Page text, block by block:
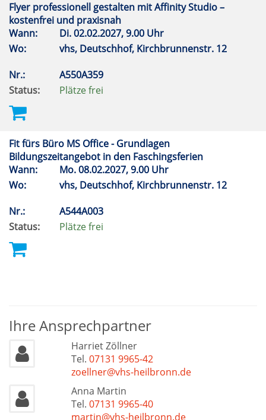
Flyer professionell gestalten mit Affinity Studio –
kostenfrei und praxisnah
Wann:
Di.02.02.2027, 9.00 Uhr
Wo:
vhs, Deutschhof, Kirchbrunnenstr. 12
Nr.:
A550A359
Status:
Plätze frei
Fit fürs Büro MS Office - Grundlagen
Bildungszeitangebot in den Faschingsferien
Wann:
Mo.08.02.2027, 9.00 Uhr
Wo:
vhs, Deutschhof, Kirchbrunnenstr. 12
Nr.:
A544A003
Status:
Plätze frei
Ihre Ansprechpartner
Harriet Zöllner
Tel. 07131 9965-42
zoellner@vhs-heilbronn.de
Anna Martin
Tel. 07131 9965-40
martin@vhs-heilbronn.de